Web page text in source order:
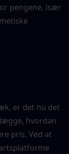
pengene, især
er det nu det
hvordan
pris. Ved at